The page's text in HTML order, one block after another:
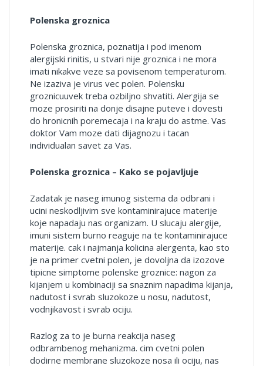
Polenska groznica
Polenska groznica, poznatija i pod imenom
alergijski rinitis, u stvari nije groznica i ne mora
imati nikakve veze sa povisenom temperaturom.
Ne izaziva je virus vec polen. Polensku
groznicuuvek treba ozbiljno shvatiti. Alergija se
moze prosiriti na donje disajne puteve i dovesti
do hronicnih poremecaja i na kraju do astme. Vas
doktor Vam moze dati dijagnozu i tacan
individualan savet za Vas.
Polenska groznica – Kako se pojavljuje
Zadatak je naseg imunog sistema da odbrani i
ucini neskodljivim sve kontaminirajuce materije
koje napadaju nas organizam. U slucaju alergije,
imuni sistem burno reaguje na te kontaminirajuce
materije. cak i najmanja kolicina alergenta, kao sto
je na primer cvetni polen, je dovoljna da izozove
tipicne simptome polenske groznice: nagon za
kijanjem u kombinaciji sa snaznim napadima kijanja,
nadutost i svrab sluzokoze u nosu, nadutost,
vodnjikavost i svrab ociju.
Razlog za to je burna reakcija naseg
odbrambenog mehanizma. cim cvetni polen
dodirne membrane sluzokoze nosa ili ociju, nas